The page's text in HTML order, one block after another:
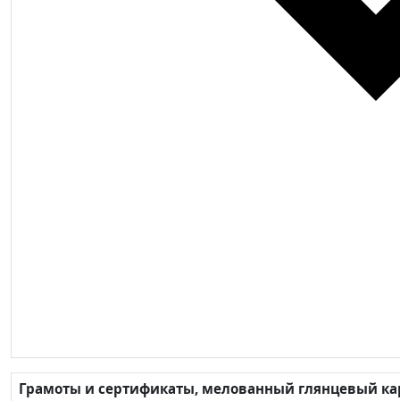
Грамоты и сертификаты, мелованный глянцевый